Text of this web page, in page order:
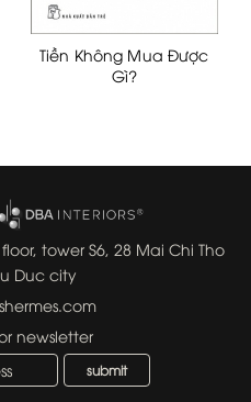
Tiền Không Mua Được
Gì?
tower S6, 28 Mai Chi Tho
Duc city
newsletter
submit